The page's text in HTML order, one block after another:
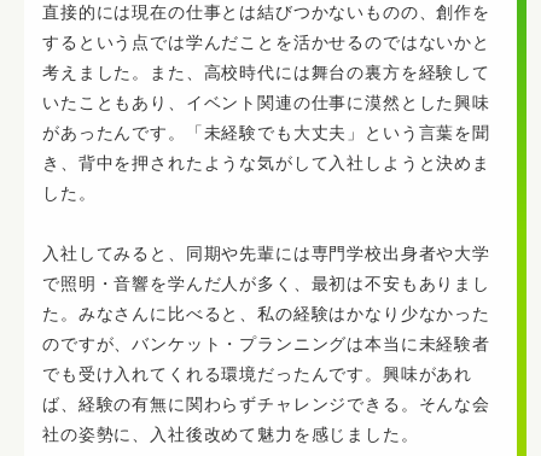
直接的には現在の仕事とは結びつかないものの、創作を
するという点では学んだことを活かせるのではないかと
考えました。また、高校時代には舞台の裏方を経験して
いたこともあり、イベント関連の仕事に漠然とした興味
があったんです。「未経験でも大丈夫」という言葉を聞
き、背中を押されたような気がして入社しようと決めま
した。
入社してみると、同期や先輩には専門学校出身者や大学
で照明・音響を学んだ人が多く、最初は不安もありまし
た。みなさんに比べると、私の経験はかなり少なかった
のですが、バンケット・プランニングは本当に未経験者
でも受け入れてくれる環境だったんです。興味があれ
ば、経験の有無に関わらずチャレンジできる。そんな会
社の姿勢に、入社後改めて魅力を感じました。